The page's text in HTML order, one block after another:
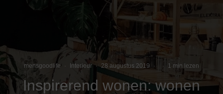
mensgoodlife · Interieur · 28 augustus 2019 · · 1 min lezen
Inspirerend wonen: wonen